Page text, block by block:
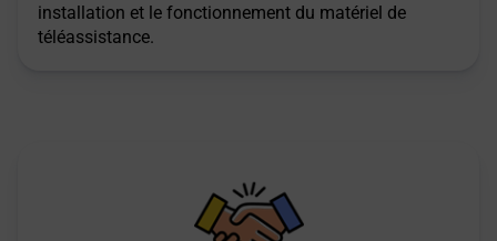
installation et le fonctionnement du matériel de
téléassistance.